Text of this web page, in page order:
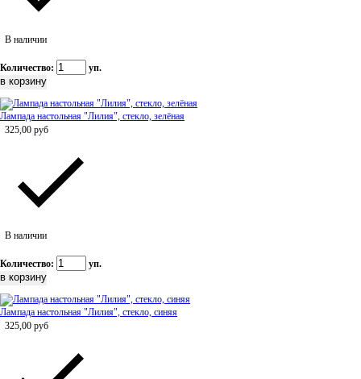
В наличии
Количество: уп.
Лампада настольная "Лилия", стекло, зелёная
325,00 руб
В наличии
Количество: уп.
Лампада настольная "Лилия", стекло, синяя
325,00 руб